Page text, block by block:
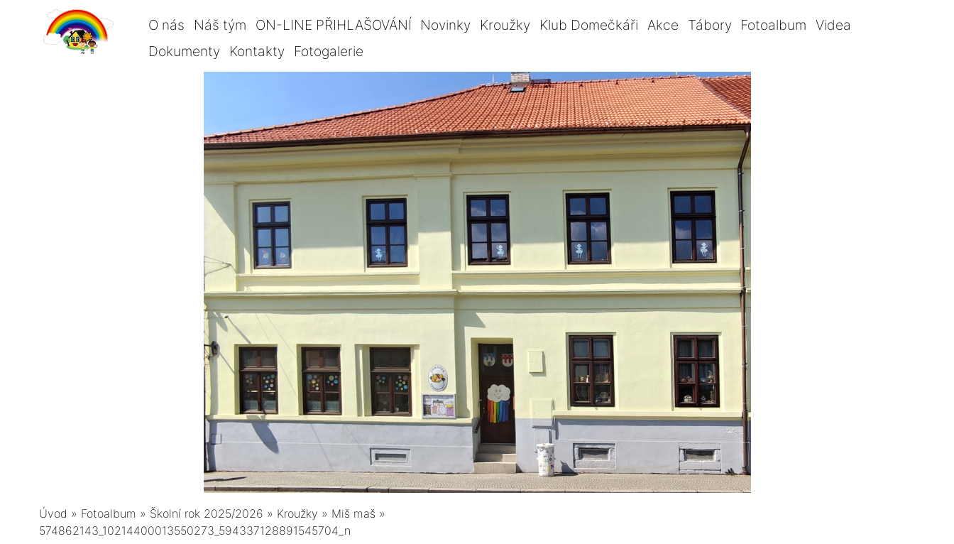
O nás Náš tým ON-LINE PŘIHLAŠOVÁNÍ Novinky Kroužky Klub Domečkáři Akce Tábory Fotoalbum Videa
Dokumenty
Kontakty Fotogalerie
Úvod » Fotoalbum » Školní rok 2025/2026 » Kroužky » Miš maš »
574862143_10214400013550273_594337128891545704_n